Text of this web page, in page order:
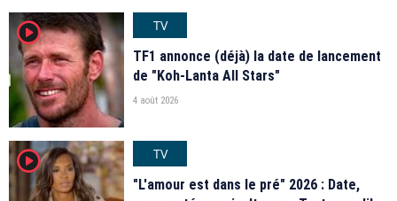
player2
TV
TF1 annonce (déjà) la date de lancement
de "Koh-Lanta All Stars"
4 août 2026
player2
TV
"L'amour est dans le pré" 2026 : Date,